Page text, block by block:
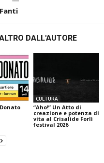
DALL'AUTORE
CULTURA
“Aho!” Un Atto di
creazione e potenza di
vita al Crisalide Forlì
festival 2026